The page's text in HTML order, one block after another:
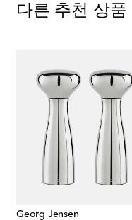
다른 추천 상품
Georg Jensen